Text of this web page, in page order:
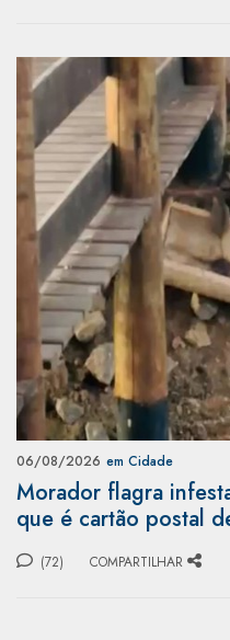
06/08/2026 em Cidade
Morador flagra
que é cartão postal
(72) COMPARTILHAR